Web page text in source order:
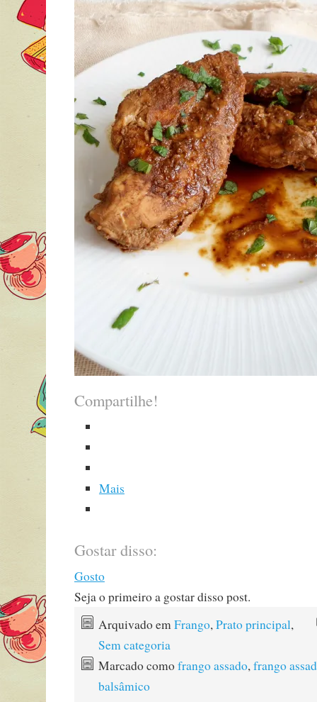
Compartilhe!
Mais
Gostar disso:
Gosto
Seja o primeiro a gostar disso post.
Arquivado emFrango,Prato principal,
Sem categoria
Marcado comofrango assado,frango
balsâmico